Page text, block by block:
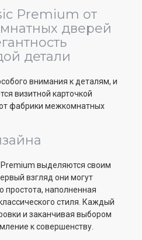
Premium от
дверей
детали
внимания к деталям, и
визитной карточкой
фабрики межкомнатных
выделяются своим
взгляд они могут
простота, наполненная
стиля. Каждый
и заканчивая выбором
к совершенству.